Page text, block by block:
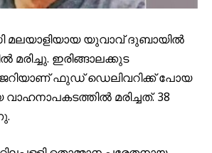
മലയാളിയായ യുവാവ് ദുബായിൽ
മരിച്ചു. ഇരിങ്ങാലക്കുട
ഫുഡ് ഡെലിവറിക്ക് പോയ
മരിച്ചത്. 38